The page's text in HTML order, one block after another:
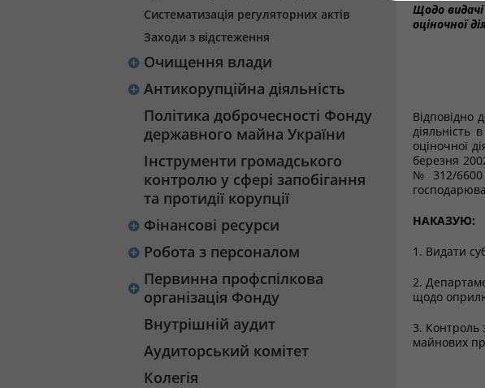
Систематизація регуляторних актів
Заходи з відстеження
Очищення влади
Антикорупційна діяльність
Політика доброчесності Фонду
державного майна України
Інструменти громадського
контролю у сфері запобігання
та протидії корупції
Фінансові ресурси
Робота з персоналом
Первинна профспілкова
організація Фонду
Внутрішній аудит
Аудиторський комітет
Колегія
Щодо
оціночної
Відповідно
діяльність
оціночної
березня
№ 312/6600
НАКАЗУЮ:
1. Видати
2.
щодо
3. Контроль
майнових